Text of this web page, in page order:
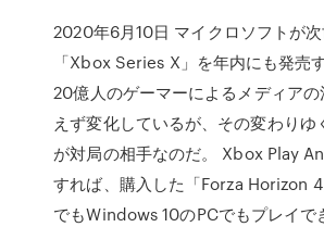
2020年6月10日 マイクロソフトが
「Xbox Series X」を年内にも発売
20億人のゲーマーによるメディア
えず変化しているが、その変わりゆ
が対局の相手なのだ。 Xbox Play
すれば、購入した「Forza Horizon
でもWindows 10のPCでもプレイ